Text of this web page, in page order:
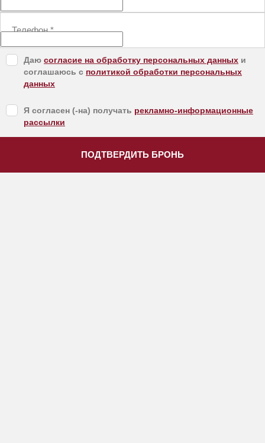
Телефон*
Даю согласие на обработку персональных данных и
соглашаюсь с политикой обработки персональных
данных
Я согласен (-на) получать рекламно-информационные
рассылки
ПОДТВЕРДИТЬ БРОНЬ